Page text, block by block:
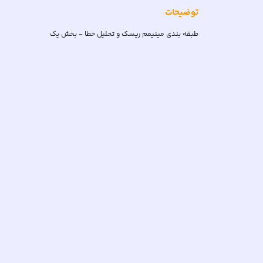
توضیحات
طبقه بندی مینیمم ریسک و تحلیل خطا - بخش یک